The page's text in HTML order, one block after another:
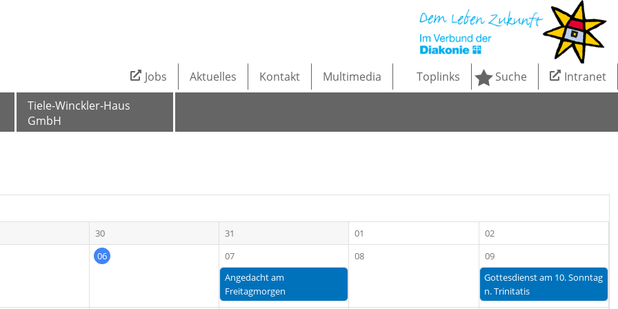
Tiele-Winckler-Haus
GmbH
Jobs Aktuelles Kontakt Multimedia Toplinks Suche Intranet
30 31 01
02
06
07
Angedacht am
Freitagmorgen
08
09
Gottesdienst am 10. Sonntag
n. Trinitatis